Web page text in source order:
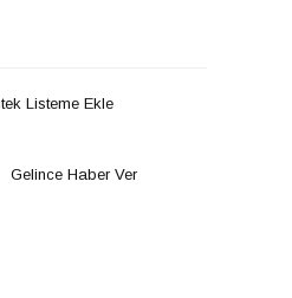
Listeme Ekle
Gelince Haber Ver